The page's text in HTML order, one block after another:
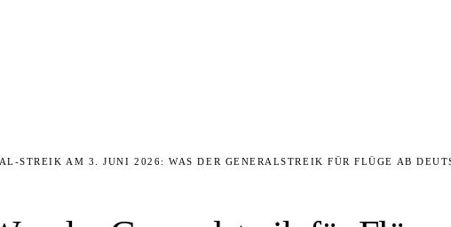
STREIK AM 3. JUNI 2026: WAS DER GENERALSTREIK FÜR FLÜGE AB